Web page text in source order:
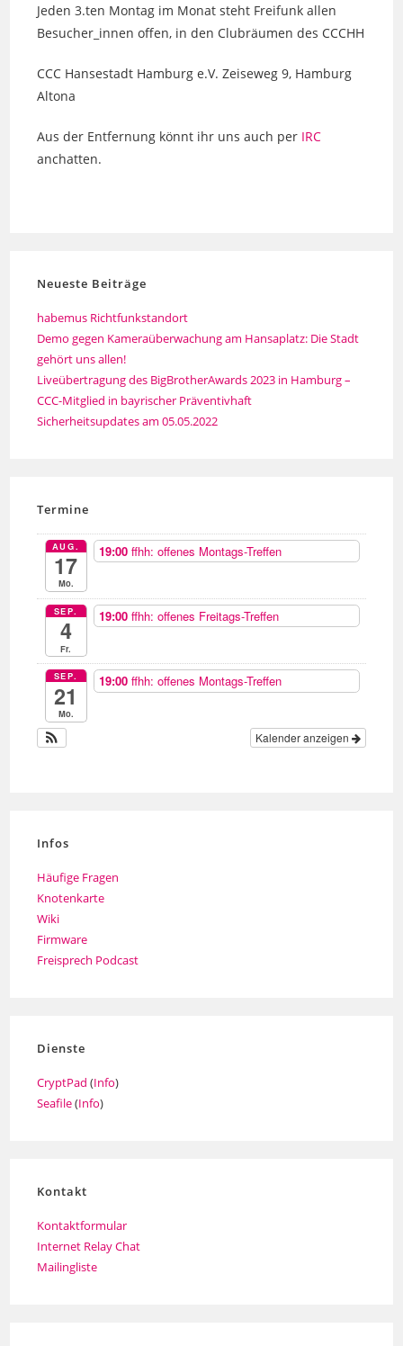
Jeden 3.ten Montag im Monat steht Freifunk allen
Besucher_innen offen, in den Clubräumen des CCCHH
CCC Hansestadt Hamburg e.V. Zeiseweg 9, Hamburg
Altona
Aus der Entfernung könnt ihr uns auch per IRC
anchatten.
Neueste Beiträge
habemus Richtfunkstandort
Demo gegen Kameraüberwachung am Hansaplatz: Die Stadt
gehört uns allen!
Liveübertragung des BigBrotherAwards 2023 in Hamburg –
CCC-Mitglied in bayrischer Präventivhaft
Sicherheitsupdates am 05.05.2022
Termine
AUG.
17
Mo.
19:00 ffhh: offenes Montags-Treffen
SEP.
4
Fr.
19:00 ffhh: offenes Freitags-Treffen
SEP.
21
Mo.
19:00 ffhh: offenes Montags-Treffen
Kalender anzeigen
Infos
Häufige Fragen
Knotenkarte
Wiki
Firmware
Freisprech Podcast
Dienste
CryptPad (Info)
Seafile(Info)
Kontakt
Kontaktformular
Internet Relay Chat
Mailingliste